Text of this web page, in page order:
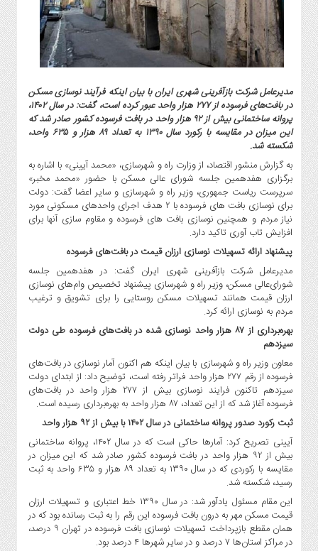
و
پتروشیمی
صنعت
و
خودرو
استارت
آپ
و
فن
آوری
بانک
،
بیمه
و
ارز
دیجیتال
کشاورزی
و
صنایع
غذایی
سیاسی
و
بین
الملل
روز
گوناگون
مدیرعامل شرکت بازآفرینی شهری ایران با بیان اینکه فرآیند نوسازی مسکن
در بافت‌های فرسوده از ۲۷۷ هزار واحد عبور کرده است، گفت: در سال ۱۴۰۲،
پروانه ساختمانی بیش از ۹۲ هزار واحد در بافت فرسوده کشور صادر شد که
این میزان در مقایسه با رکورد سال ۱۳۹۰ به تعداد ۸۹ هزار و ۶۳۵ واحد،
شکسته شد.
به گزارش منشور اقتصاد، از وزارت راه و شهرسازی، «محمد آیینی» با اشاره به
برگزاری هفدهمین جلسه شورای عالی مسکن با حضور «محمد مخبر»
سرپرست ریاست جمهوری، وزیر راه و شهرسازی و سایر اعضا گفت: دولت
برای نوسازی بافت های فرسوده با ۲ هدف اجرای واحدهای مسکونی مورد
نیاز مردم و همچنین نوسازی بافت های فرسوده و مقاوم سازی آنها برای
افزایش تاب آوری تاکید دارد.
پیشنهاد ارائه تسهیلات نوسازی ارزان قیمت در بافت‌های فرسوده
مدیرعامل شرکت بازآفرینی شهری ایران گفت: در هفدهمین جلسه
شورای‌عالی مسکن، وزیر راه و شهرسازی پیشنهاد تخصیص وام‌های نوسازی
ارزان قیمت همانند تسهیلات مسکن روستایی را برای تشویق و ترغیب
مردم به نوسازی ارائه کرد.
بهره‌برداری از ۸۷ هزار واحد نوسازی شده در بافت‌های فرسوده طی دولت
سیزدهم
معاون وزیر راه و شهرسازی با بیان اینکه هم اکنون آمار نوسازی در بافت‌های
فرسوده از رقم ۲۷۷ هزار واحد فراتر رفته است، توضیح داد: از ابتدای دولت
سیزدهم تاکنون فرایند نوسازی بیش از ۲۷۷ هزار واحد در بافت‌های
فرسوده آغاز شد که از این تعداد، ۸۷ هزار واحد به بهره‌برداری رسیده است.
ثبت رکورد صدور پروانه ساختمانی در سال ۱۴۰۲ با بیش از ۹۲ هزار واحد
آیینی تصریح کرد: آمارها حاکی است که در سال ۱۴۰۲، پروانه ساختمانی
بیش از ۹۲ هزار واحد در بافت فرسوده کشور صادر شد که این میزان در
مقایسه با رکوردی که در سال ۱۳۹۰ به تعداد ۸۹ هزار و ۶۳۵ واحد به ثبت
رسید، شکسته شد.
این مقام مسئول یادآور شد: در سال ۱۳۹۰ خط اعتباری و تسهیلات ارزان
قیمت مسکن مهر به درون بافت فرسوده این رقم را به ثبت رسانده بود که در
همان مقطع بازپرداخت تسهیلات نوسازی بافت فرسوده در تهران ۹ درصد،
در مراکز استان‌ها ۷ درصد و در سایر شهرها ۴ درصد بود.